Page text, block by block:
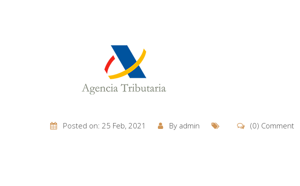
Posted on: 25 Feb, 2021 By admin (0) Comment